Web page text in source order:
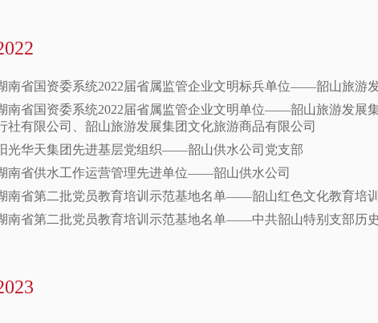
南省国资委系统2022届省属监管企业文明标兵单位——韶山旅游
南省国资委系统2022届省属监管企业文明单位——韶山旅游发展
社有限公司、韶山旅游发展集团文化旅游商品有限公司
光华天集团先进基层党组织——韶山供水公司党支部
南省供水工作运营管理先进单位——韶山供水公司
南省第二批党员教育培训示范基地名单——韶山红色文化教育培
南省第二批党员教育培训示范基地名单——中共韶山特别支部历